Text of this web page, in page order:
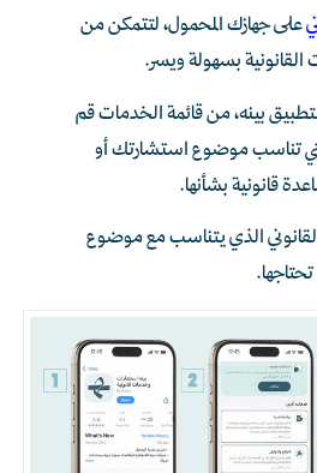
على جهازك المحمول، لتتمكن من
بسهولة ويسر.
بينه، من قائمة الخدمات قم
التي تناسب موضوع استشارتك أو
قانونية بشأنها.
الذي يتناسب مع موضوع